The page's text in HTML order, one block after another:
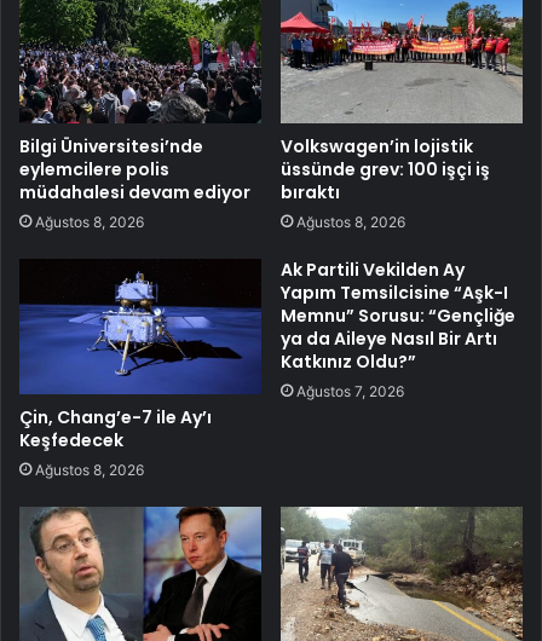
Bilgi Üniversitesi’nde
eylemcilere polis
müdahalesi devam ediyor
Ağustos 8, 2026
Volkswagen’in lojistik
üssünde grev: 100 işçi iş
bıraktı
Ağustos 8, 2026
Çin, Chang’e-7 ile Ay’ı
Keşfedecek
Ağustos 8, 2026
Ak Partili Vekilden Ay
Yapım Temsilcisine “Aşk-I
Memnu” Sorusu: “Gençliğe
ya da Aileye Nasıl Bir Artı
Katkınız Oldu?”
Ağustos 7, 2026